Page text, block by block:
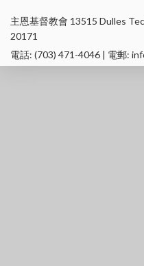
主恩基督教會 13515 Dulles
20171
電話: (703) 471-4046 | 電郵: